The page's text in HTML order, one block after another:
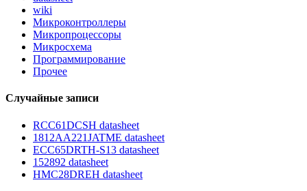
wiki
Микроконтроллеры
Микропроцессоры
Микросхема
Программирование
Прочее
Случайные записи
RCC61DCSH datasheet
1812AA221JATME datasheet
ECC65DRTH-S13 datasheet
152892 datasheet
HMC28DREH datasheet